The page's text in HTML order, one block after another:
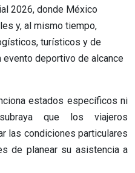
2026, donde México
y, al mismo tiempo,
turísticos y de
evento deportivo de alcance
estados específicos ni
que los viajeros
las condiciones particulares
de planear su asistencia a